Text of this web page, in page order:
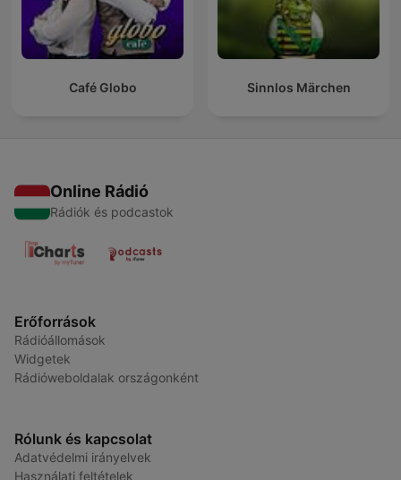
Café Globo Sinnlos Märchen
Online Rádió
Rádiók és podcastok
Erőforrások
Rádióállomások
Widgetek
Rádióweboldalak országonként
Rólunk és kapcsolat
Adatvédelmi irányelvek
Használati feltételek